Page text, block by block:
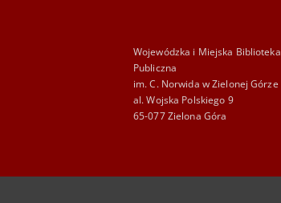
Wojewódzka i Miejska Biblioteka
Publiczna
im. C. Norwida w Zielonej Górze
al. Wojska Polskiego 9
65-077 Zielona Góra